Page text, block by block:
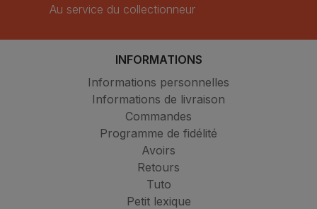
Au service du collectionneur
INFORMATIONS
Informations personnelles
Informations de livraison
Commandes
Programme de fidélité
Avoirs
Retours
Tuto
Petit lexique